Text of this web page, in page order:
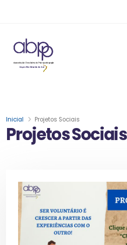
Projetos Sociais
Inicial Projetos Sociais